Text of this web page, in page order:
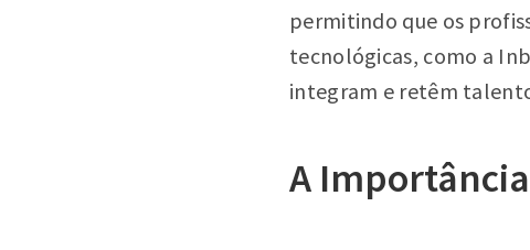
permitindo que os
tecnológicas, como a
integram e retêm
A